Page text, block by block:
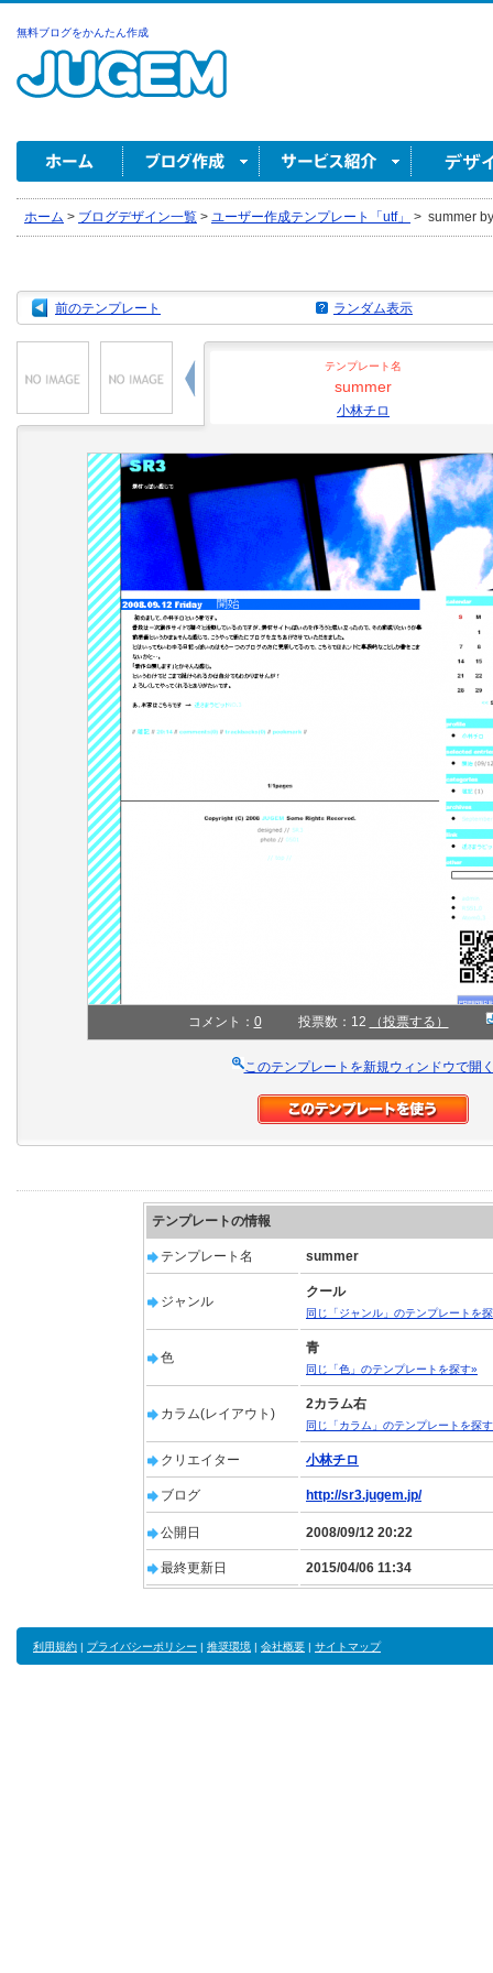
無料ブログをかんたん作成
ホーム > ブログデザイン一覧 > ユーザー作成テンプレート「utf」 > summer
前のテンプレート ランダム表示
テンプレート名
summer
小林チロ
コメント： 0 投票数：12 （投票する）
このテンプレートを新規ウィンドウで開
テンプレートの情報
テンプレート名 summer
ジャンル
クール
同じ「ジャンル」のテンプレートを
色
青
同じ「色」のテンプレートを探す»
カラム(レイアウト)
2カラム右
同じ「カラム」のテンプレートを探
クリエイター 小林チロ
ブログ http://sr3.jugem.jp/
公開日 2008/09/12 20:22
最終更新日 2015/04/06 11:34
利用規約 | プライバシーポリシー | 推奨環境 | 会社概要 | サイトマップ